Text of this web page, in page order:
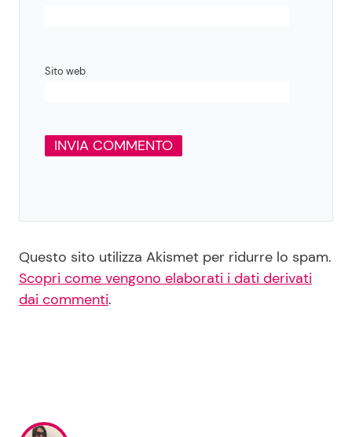
Sito web
Questo sito utilizza Akismet per ridurre lo spam.
Scopri come vengono elaborati i dati derivati
dai commenti.